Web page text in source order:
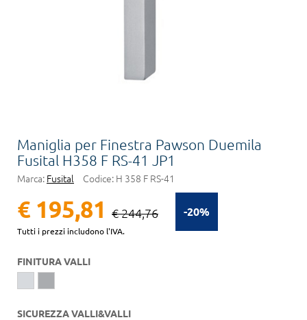
Maniglia per Finestra Pawson Duemila
Fusital H358 F RS-41 JP1
Marca: Fusital Codice: H 358 F RS-41
-20%
€ 195,81 € 244,76
Tutti i prezzi includono l'IVA.
FINITURA VALLI
SICUREZZA VALLI&VALLI